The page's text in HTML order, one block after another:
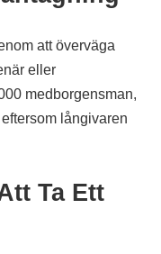
att överväga
eller
medborgensman,
långivaren
Ta Ett